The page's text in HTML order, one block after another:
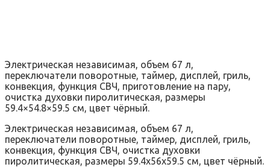
Электрическая независимая, объем 67 л,
переключатели поворотные, таймер, дисплей, гриль,
конвекция, функция СВЧ, приготовление на пару,
очистка духовки пиролитическая, размеры
59.4×54.8×59.5 см, цвет чёрный.
Электрическая независимая, объем 67 л,
переключатели поворотные, таймер, дисплей, гриль,
конвекция, функция СВЧ, очистка духовки
пиролитическая, размеры 59.4x56x59.5 см, цвет чёрный.